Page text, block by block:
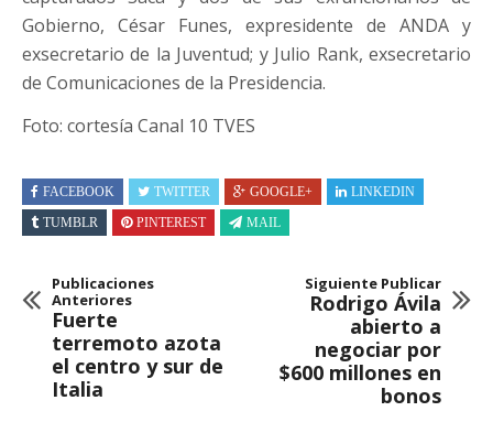
Gobierno, César Funes, expresidente de ANDA y
exsecretario de la Juventud; y Julio Rank, exsecretario
de Comunicaciones de la Presidencia.
Foto: cortesía Canal 10 TVES
FACEBOOK TWITTER GOOGLE+
LINKEDIN
TUMBLR
PINTEREST MAIL
Publicaciones
Anteriores
Fuerte
terremoto azota
el centro y sur de
Italia
Siguiente Publicar
Rodrigo Ávila
abierto a
negociar por
$600 millones en
bonos